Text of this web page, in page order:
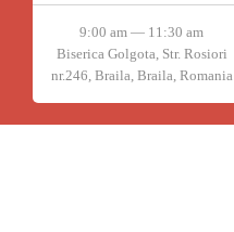
9:00 am — 11:30 am
Biserica Golgota, Str. Rosiori
nr.246, Braila, Braila, Romania